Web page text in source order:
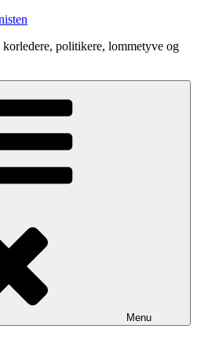
politikere, lommetyve og
Menu